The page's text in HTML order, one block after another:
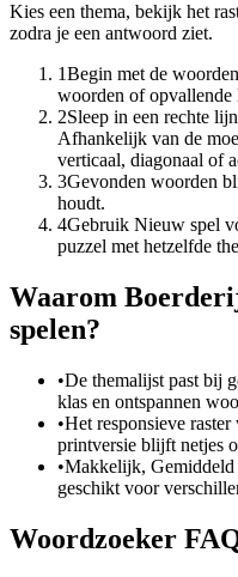
Kies een thema, bekijk het
zodra je een antwoord ziet.
1Begin met de
woorden of opvallende
2Sleep in een rechte
Afhankelijk van de
verticaal, diagonaal of
3Gevonden woorden
houdt.
4Gebruik Nieuw spel
puzzel met hetzelfde
Waarom
spelen?
•De themalijst past bij
klas en ontspannen
•Het responsieve
printversie blijft netjes
•Makkelijk, Gemiddeld
geschikt voor
Woordzoeker